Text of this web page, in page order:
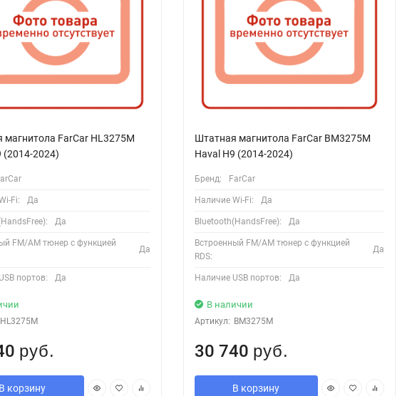
магнитола FarCar HL3275M
(2014-2024)
Fi: Да
Да
FM/AM тюнер с функцией
Да
портов: Да
HL3275M
руб.
В корзину
Штатная магнитола FarCar BM3275M
Haval H9 (2014-2024)
Бренд: FarCar
Наличие Wi-Fi: Да
Bluetooth(HandsFree): Да
Встроенный FM/AM тюнер с функцией
RDS:
Да
Наличие USB портов: Да
В наличии
Артикул: BM3275M
30 740 руб.
В корзину